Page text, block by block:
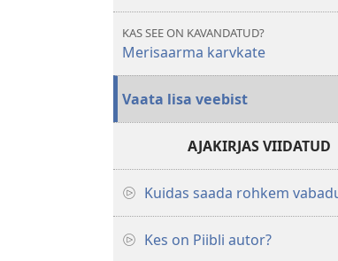
KAS SEE ON KAVANDATUD?
Merisaarma karvkate
Vaata lisa veebist
AJAKIRJAS VIIDATUD
Kuidas saada rohkem
Kes on Piibli autor?